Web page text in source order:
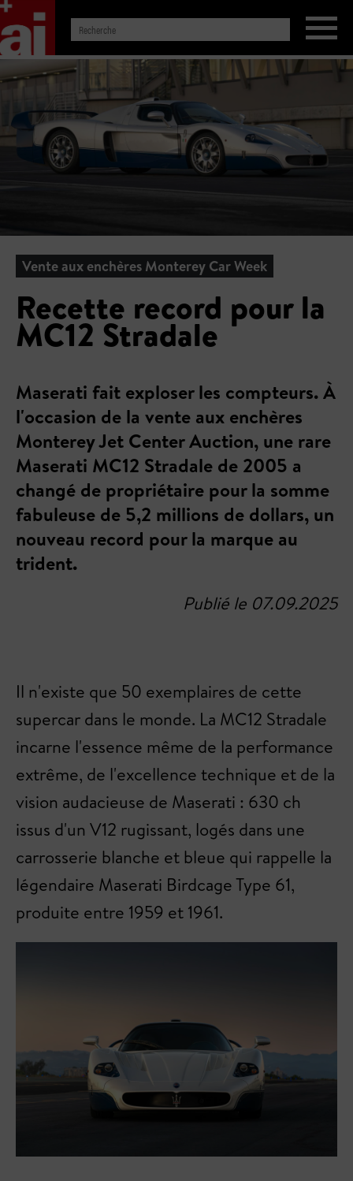
Vente aux enchères Monterey Car Week
Recette record pour la
MC12 Stradale
Maserati fait exploser les compteurs. À
l'occasion de la vente aux enchères
Monterey Jet Center Auction, une rare
Maserati MC12 Stradale de 2005 a
changé de propriétaire pour la somme
fabuleuse de 5,2 millions de dollars, un
nouveau record pour la marque au
trident.
Publié le 07.09.2025
Il n'existe que 50 exemplaires de cette
supercar dans le monde. La MC12 Stradale
incarne l'essence même de la performance
extrême, de l'excellence technique et de la
vision audacieuse de Maserati : 630 ch
issus d'un V12 rugissant, logés dans une
carrosserie blanche et bleue qui rappelle la
légendaire Maserati Birdcage Type 61,
produite entre 1959 et 1961.